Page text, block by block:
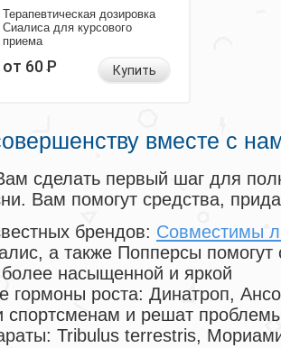
Терапевтическая дозировка
Сиалиса для курсового
приема
от 60Р Купить
вместе с
сделать первый шаг для
Вам помогут средства,
брендов: Совместимы
а также Попперсы помогут
насыщенной и яркой
гормоны роста: Динатроп,
спортсменам и решат
Tribulus terrestris,